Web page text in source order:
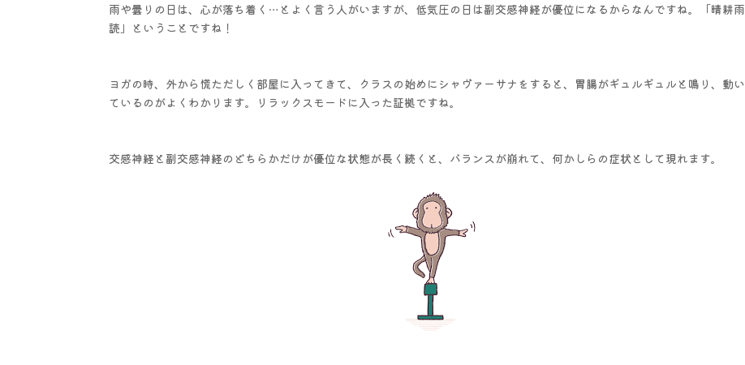
雨や曇りの日は、心が落ち着く…とよく言う人がいますが、低気圧の日は副交感神経が優位になるからなんですね。「晴耕雨
読」ということですね！
ヨガの時、外から慌ただしく部屋に入ってきて、クラスの始めにシャヴァーサナをすると、胃腸がギュルギュルと鳴り、動い
ているのがよくわかります。リラックスモードに入った証拠ですね。
交感神経と副交感神経のどちらかだけが優位な状態が長く続くと、バランスが崩れて、何かしらの症状として現れます。